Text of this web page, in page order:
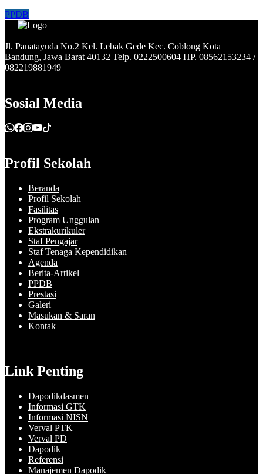
PPDB
Jl. Panatayuda No.2 Kel. Lebak Gede Kec. Coblong Kota
Bandung, Jawa Barat 40132 Telp. 0222500604 HP. 08562153234 /
082219881949
Sosial Media
Profil Sekolah
Beranda
Profil Sekolah
Fasilitas
Program Unggulan
Ekstrakurikuler
Staf Pengajar
Staf Tenaga Kependidikan
Agenda
Berita-Artikel
PPDB
Prestasi
Galeri
Masukan & Saran
Kontak
Link Penting
Dapodikdasmen
Informasi GTK
Informasi NISN
Verval PTK
Verval PD
Dapodik
Referensi
Manajemen Dapodik